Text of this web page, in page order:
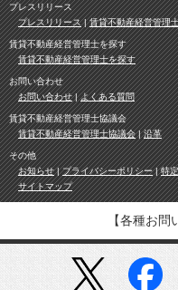
プレスリリース
プレスリリース
賃貸不動産経営管理
賃貸不動産経営管理士を探す
賃貸不動産経営管理士を探す
お問い合わせ
お問い合わせ
よくある質問
賃貸不動産経営管理士協議会
賃貸不動産経営管理士協議会
沿革
その他
お知らせ
プライバシーポリシー 特
サイトマップ
【各種お問